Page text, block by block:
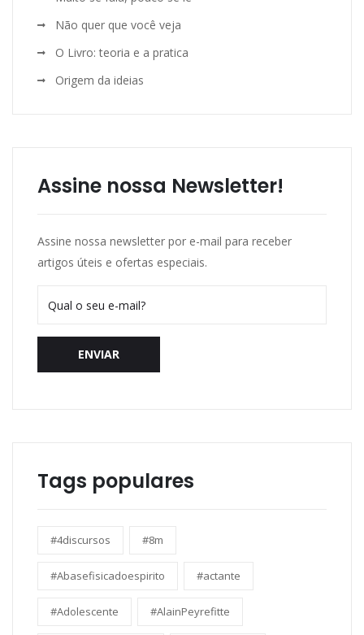
Não quer que você veja
O Livro: teoria e a pratica
Origem da ideias
Assine nossa Newsletter!
Assine nossa newsletter por e-mail para receber
artigos úteis e ofertas especiais.
ENVIAR
Tags populares
#4discursos #8m
#Abasefisicadoespirito #actante
#Adolescente #AlainPeyrefitte